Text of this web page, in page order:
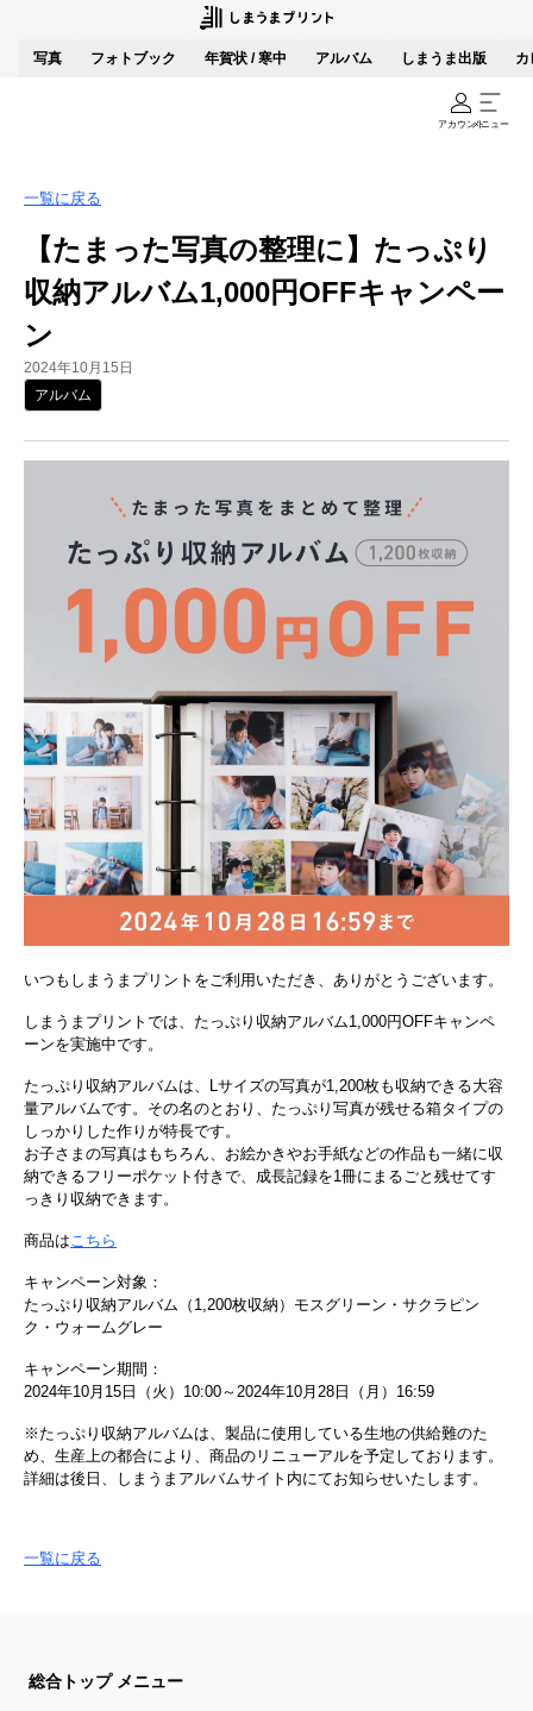
写真 フォトブック 年賀状 / 寒中 アルバム しまうま出版 カ
アカウントメニュー
一覧に戻る
【たまった写真の整理に】たっぷり
収納アルバム1,000円OFFキャンペー
ン
2024年10月15日
アルバム
いつもしまうまプリントをご利用いただき、ありがとうございます。
しまうまプリントでは、たっぷり収納アルバム1,000円OFFキャンペ
ーンを実施中です。
たっぷり収納アルバムは、Lサイズの写真が1,200枚も収納できる大容
量アルバムです。その名のとおり、たっぷり写真が残せる箱タイプの
しっかりした作りが特長です。
お子さまの写真はもちろん、お絵かきやお手紙などの作品も一緒に収
納できるフリーポケット付きで、成長記録を1冊にまるごと残せてす
っきり収納できます。
商品はこちら
キャンペーン対象：
たっぷり収納アルバム（1,200枚収納）モスグリーン・サクラピン
ク・ウォームグレー
キャンペーン期間：
2024年10月15日（火）10:00～2024年10月28日（月）16:59
※たっぷり収納アルバムは、製品に使用している生地の供給難のた
め、生産上の都合により、商品のリニューアルを予定しております。
詳細は後日、しまうまアルバムサイト内にてお知らせいたします。
一覧に戻る
総合トップ メニュー